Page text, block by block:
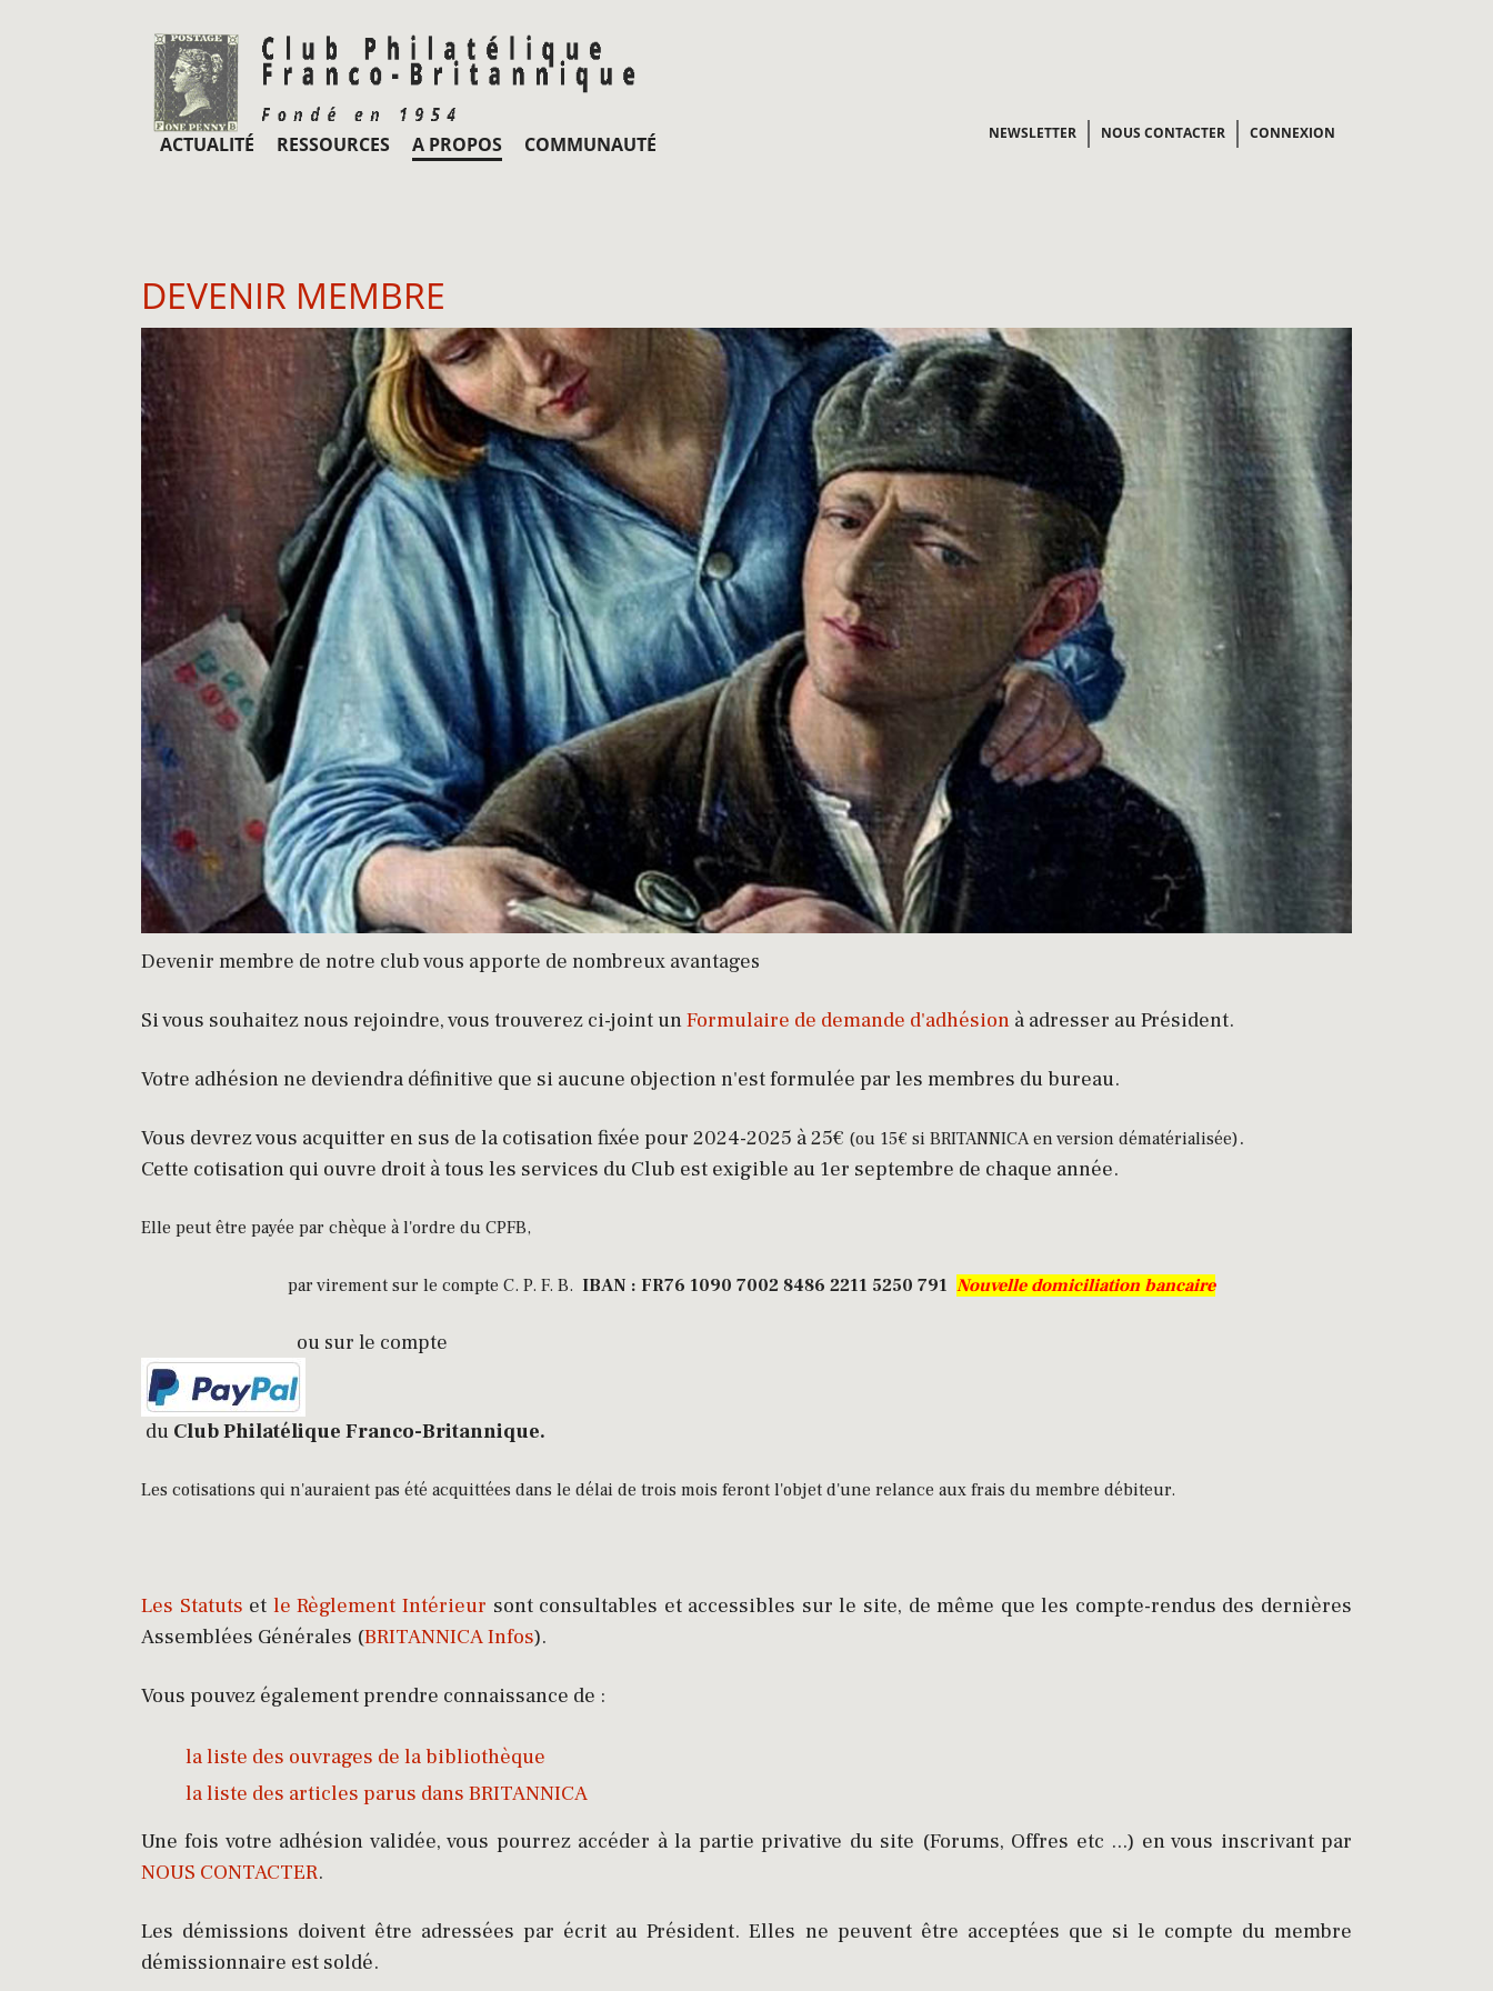
ACTUALITÉ RESSOURCES A PROPOS COMMUNAUTÉ NEWSLETTER NOUS CONTACTER CONNEXION
DEVENIR MEMBRE
Devenir membre de notre club vous apporte de nombreux avantages
Si vous souhaitez nous rejoindre, vous trouverez ci-joint unFormulaire de demande d'adhésion à adresser au Président.
Votre adhésion ne deviendra définitive que si aucune objection n'est formulée par les membres du bureau.
Vous devrez vous acquitter en sus de la cotisation fixée pour 2024-2025 à 25€ (ou 15€ si BRITANNICA en version dématérialisée).
Cette cotisation qui ouvre droit à tous les services du Club est exigible au 1er septembre de chaque année.
Elle peut être payée par chèque à l'ordre du CPFB,
par virement sur le compte C. P. F. B. IBAN : FR76 1090 7002 8486 2211 5250 791 Nouvelle domiciliation bancaire
ou sur le compte
du Club Philatélique Franco-Britannique.
Les cotisations qui n'auraient pas été acquittées dans le délai de trois mois feront l'objet d'une relance aux frais du membre débiteur.
Les Statuts et le Règlement Intérieur sont consultables et accessibles sur le site, de même que les compte-rendus des dernières
Assemblées Générales (BRITANNICA Infos).
Vous pouvez également prendre connaissance de :
la liste des ouvrages de la bibliothèque
la liste des articles parus dans BRITANNICA
Une fois votre adhésion validée, vous pourrez accéder à la partie privative du site (Forums, Offres etc ...) en vous inscrivant par
NOUS CONTACTER.
Les démissions doivent être adressées par écrit au Président. Elles ne peuvent être acceptées que si le compte du membre
démissionnaire est soldé.